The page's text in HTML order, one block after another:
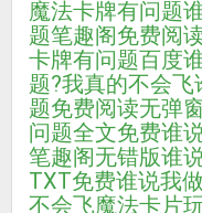
魔法卡牌有问题
题笔趣阁免费阅
卡牌有问题百度
题?我真的不会飞
题免费阅读无弹
问题全文免费谁
笔趣阁无错版谁
TXT免费谁说我
不会飞魔法卡片